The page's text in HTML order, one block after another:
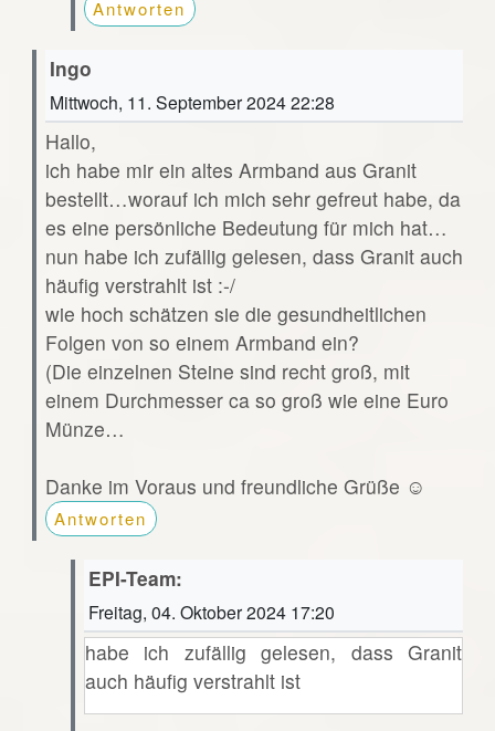
Antworten
Ingo
Mittwoch, 11. September 2024 22:28
Hallo,
ich habe mir ein altes Armband aus Granit
bestellt…worauf ich mich sehr gefreut habe, da
es eine persönliche Bedeutung für mich hat…
nun habe ich zufällig gelesen, dass Granit auch
häufig verstrahlt ist :-/
wie hoch schätzen sie die gesundheitlichen
Folgen von so einem Armband ein?
(Die einzelnen Steine sind recht groß, mit
einem Durchmesser ca so groß wie eine Euro
Münze…
Danke im Voraus und freundliche Grüße ☺️
Antworten
EPI-Team:
Freitag, 04. Oktober 2024 17:20
habe ich zufällig gelesen, dass Granit
auch häufig verstrahlt ist